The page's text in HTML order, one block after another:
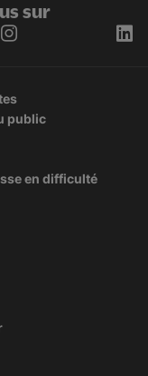
sur
public
en difficulté